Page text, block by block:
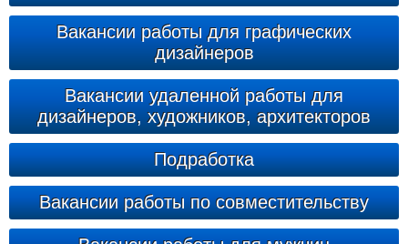
Вакансии работы для графических
дизайнеров
Вакансии удаленной работы для
дизайнеров, художников, архитекторов
Подработка
Вакансии работы по совместительству